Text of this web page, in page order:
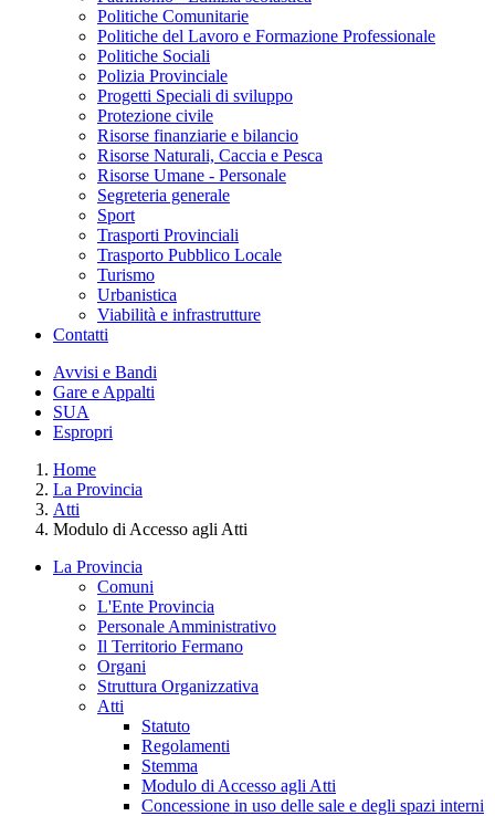
Politiche Comunitarie
Politiche del Lavoro e Formazione Professionale
Politiche Sociali
Polizia Provinciale
Progetti Speciali di sviluppo
Protezione civile
Risorse finanziarie e bilancio
Risorse Naturali, Caccia e Pesca
Risorse Umane - Personale
Segreteria generale
Sport
Trasporti Provinciali
Trasporto Pubblico Locale
Turismo
Urbanistica
Viabilità e infrastrutture
Contatti
Avvisi e Bandi
Gare e Appalti
SUA
Espropri
Home
La Provincia
Atti
Modulo di Accesso agli Atti
La Provincia
Comuni
L'Ente Provincia
Personale Amministrativo
Il Territorio Fermano
Organi
Struttura Organizzativa
Atti
Statuto
Regolamenti
Stemma
Modulo di Accesso agli Atti
Concessione in uso delle sale e degli spazi interni